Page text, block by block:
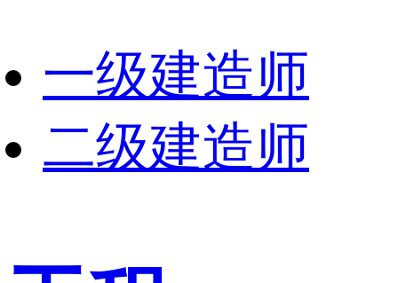
一级建造师
二级建造师